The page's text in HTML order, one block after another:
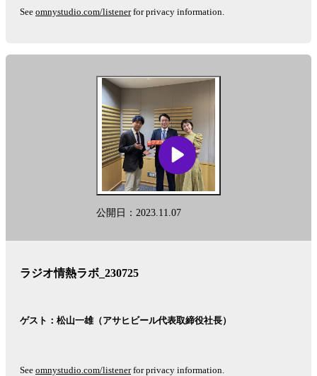
See omnystudio.com/listenerfor privacy information.
公開日：2023.11.07
ラジオ情熱ラボ_230725
ゲスト：松山一雄（アサヒビール代表取締役社長）
See omnystudio.com/listenerfor privacy information.